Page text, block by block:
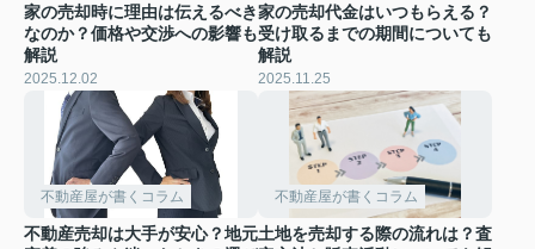
家の売却時に理由は伝えるべき
なのか？価格や交渉への影響も
解説
2025.12.02
家の売却代金はいつもらえる？
受け取るまでの期間についても
解説
2025.11.25
不動産屋が書くコラム
不動産売却は大手が安心？地元
不動産屋が書くコラム
土地を売却する際の流れは？査